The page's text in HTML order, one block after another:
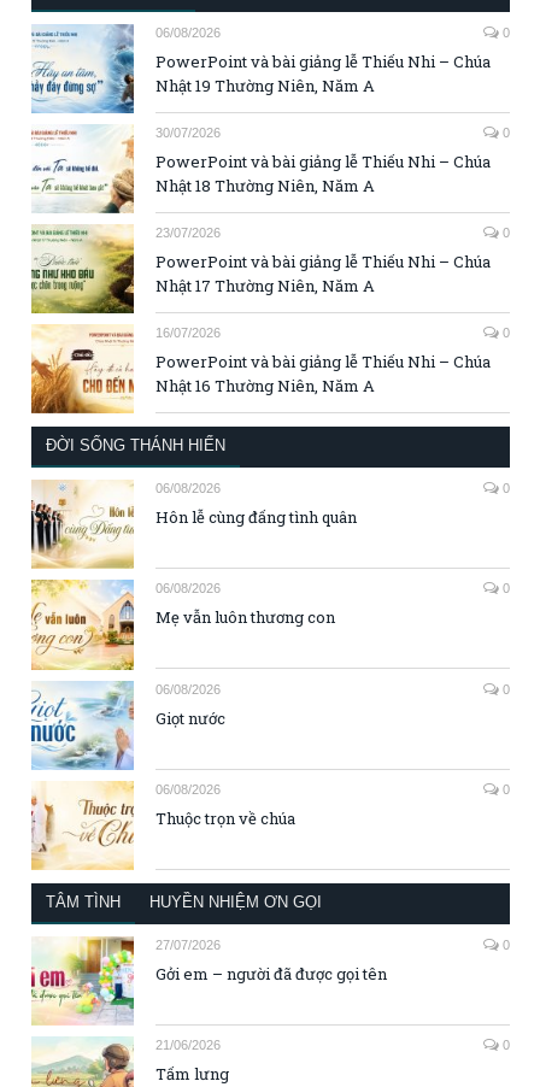
06/08/2026 0
PowerPoint và bài giảng lễ Thiếu Nhi – Chúa
Nhật 19 Thường Niên, Năm A
30/07/2026 0
PowerPoint và bài giảng lễ Thiếu Nhi – Chúa
Nhật 18 Thường Niên, Năm A
23/07/2026 0
PowerPoint và bài giảng lễ Thiếu Nhi – Chúa
Nhật 17 Thường Niên, Năm A
16/07/2026 0
PowerPoint và bài giảng lễ Thiếu Nhi – Chúa
Nhật 16 Thường Niên, Năm A
ĐỜI SỐNG THÁNH HIẾN
06/08/2026 0
Hôn lễ cùng đấng tình quân
06/08/2026 0
Mẹ vẫn luôn thương con
06/08/2026 0
Giọt nước
06/08/2026 0
Thuộc trọn về chúa
TÂM TÌNH HUYỀN NHIỆM ƠN GỌI
27/07/2026 0
Gởi em – người đã được gọi tên
21/06/2026 0
Tấm lưng